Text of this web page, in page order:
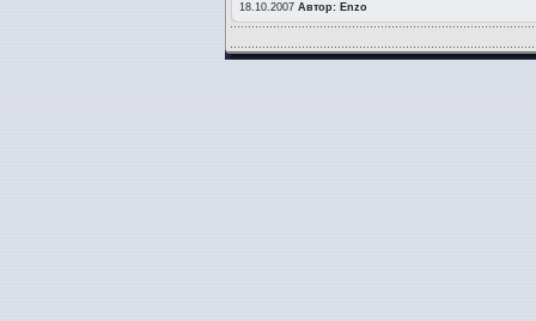
18.10.2007 Автор: Enzo